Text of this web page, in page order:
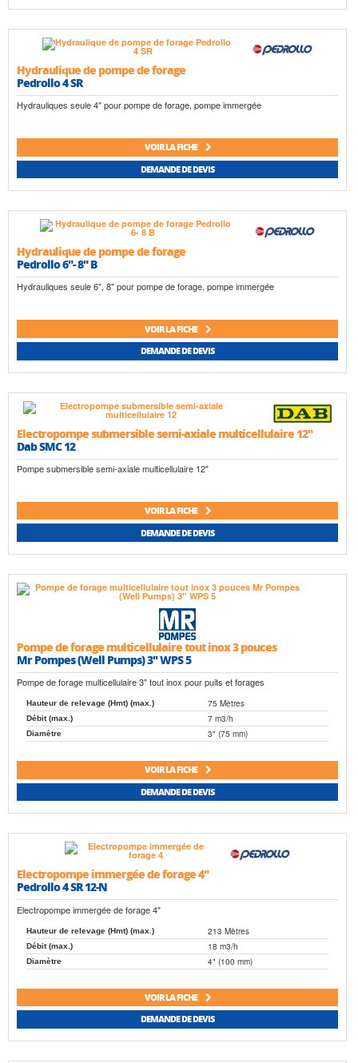
Hydraulique de pompe de forage
Pedrollo 4 SR
Hydrauliques seule 4" pour pompe de forage, pompe immergée
VOIR LA FICHE
DEMANDE DE DEVIS
Hydraulique de pompe de forage
Pedrollo 6"- 8" B
Hydrauliques seule 6", 8" pour pompe de forage, pompe immergée
VOIR LA FICHE
DEMANDE DE DEVIS
Electropompe submersible semi-axiale multicellulaire 12"
Dab SMC 12
Pompe submersible semi-axiale multicellulaire 12"
VOIR LA FICHE
DEMANDE DE DEVIS
Pompe de forage multicellulaire tout inox 3 pouces
Mr Pompes (Well Pumps) 3'' WPS 5
Pompe de forage multicellulaire 3" tout inox pour puits et forages
Hauteur de relevage (Hmt) (max.) 75 Mètres
Débit (max.) 7 m3/h
Diamètre 3" (75 mm)
VOIR LA FICHE
DEMANDE DE DEVIS
Electropompe immergée de forage 4"
Pedrollo 4 SR 12-N
Electropompe immergée de forage 4"
Hauteur de relevage (Hmt) (max.) 213 Mètres
Débit (max.) 18 m3/h
Diamètre 4" (100 mm)
VOIR LA FICHE
DEMANDE DE DEVIS